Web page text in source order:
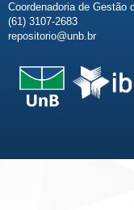
Coordenadoria de Gestão
(61) 3107-2683
repositorio@unb.br